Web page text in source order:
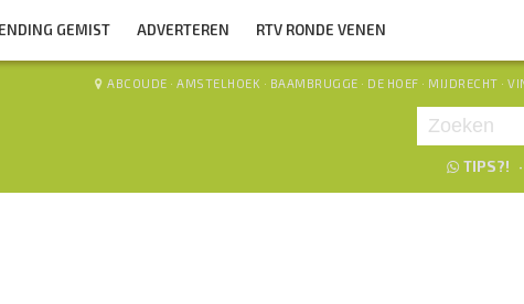
GEMIST ADVERTEREN RTV RONDE VENEN
ABCOUDE · AMSTELHOEK · BAAMBRUGGE · DE HOEF · MIJDRECHT ·
TIPS?! ·